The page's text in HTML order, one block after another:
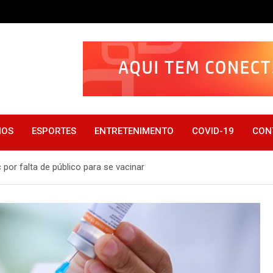
ESPORTES ENTRETENIMENTO COVID-19
falta de público para se vacinar